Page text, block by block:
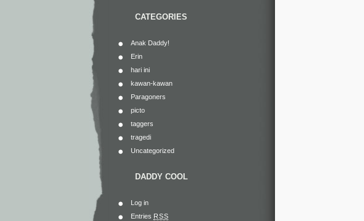
CATEGORIES
Anak Daddy!
Erin
hari ini
kawan-kawan
Paragoners
picto
taggers
tragedi
Uncategorized
DADDY COOL
Log in
Entries RSS